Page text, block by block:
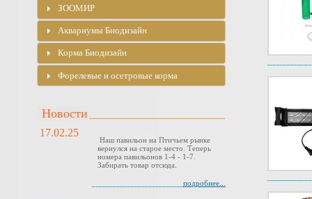
ЗООМИР
Аквариумы Биодизайн
Корма Биодизайн
Форелевые и осетровые корма
Новости
17.02.25
Наш павильон на Птичьем рынке
вернулся на старое место. Теперь
номера павильонов 1-4 - 1-7.
Забирать товар отсюда.
подробнее...